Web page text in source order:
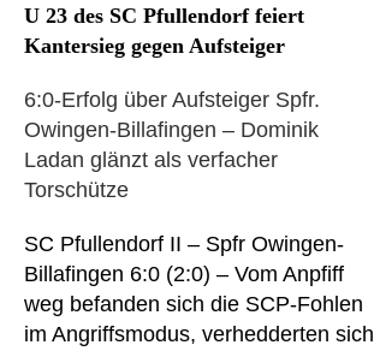
U 23 des SC Pfullendorf feiert
Kantersieg gegen Aufsteiger
6:0-Erfolg über Aufsteiger Spfr.
Owingen-Billafingen – Dominik
Ladan glänzt als verfacher
Torschütze
SC Pfullendorf II – Spfr Owingen-
Billafingen 6:0 (2:0) – Vom Anpfiff
weg befanden sich die SCP-Fohlen
im Angriffsmodus, verhedderten sich